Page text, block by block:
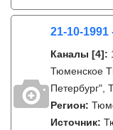
21-10-1991
Каналы [4]:
Тюменское
Петербург",
Регион:
Источник: